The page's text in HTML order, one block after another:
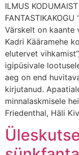
ILMUS
FANTASTIKAKOGU
Värskelt on kaante
Kadri Kääramehe
elutervet
igipüsivale
aeg on end
kirjutanud.
minnalaskmisele
Friedenthal, Häli